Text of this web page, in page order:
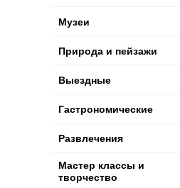
Музеи
Природа и пейзажи
Выездные
Гастрономические
Развлечения
Мастер классы и
творчество